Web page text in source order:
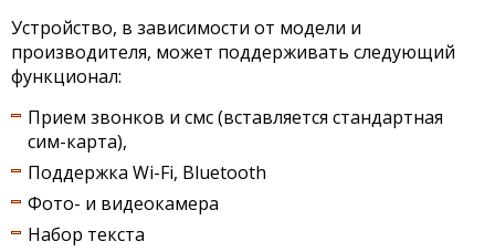
Устройство, в зависимости от модели и
производителя, может поддерживать следующий
функционал:
Прием звонков и смс (вставляется стандартная
сим-карта),
Поддержка Wi-Fi, Bluetooth
Фото- и видеокамера
Набор текста